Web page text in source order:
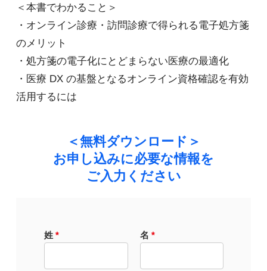
＜本書でわかること＞
・オンライン診療・訪問診療で得られる電子処方箋
のメリット
・処方箋の電子化にとどまらない医療の最適化
・医療 DX の基盤となるオンライン資格確認を有効
活用するには
＜無料ダウンロード＞
お申し込みに必要な情報を
ご入力ください